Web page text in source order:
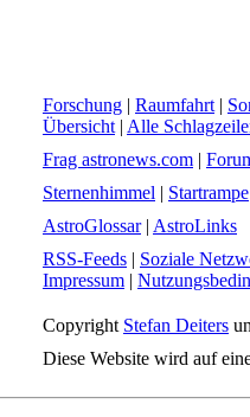
Forschung | Raumfahrt |
Übersicht | Alle
Frag astronews.com |
Sternenhimmel | Startrampe
AstroGlossar| AstroLinks
RSS-Feeds | Soziale
Impressum |
Copyright Stefan Deiters
Diese Website wird auf